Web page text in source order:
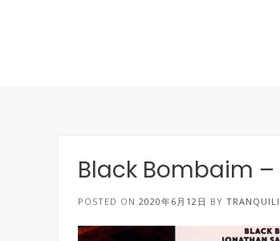
Black Bombaim –
POSTED ON 2020年6月12日 BY